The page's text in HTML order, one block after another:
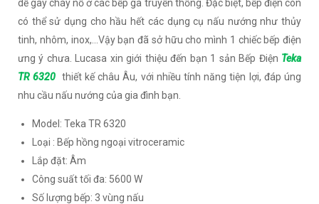
dễ gây cháy nổ ở các bếp ga truyền thống. Đặc biệt, bếp điện còn
có thể sử dụng cho hầu hết các dụng cụ nấu nướng như thủy
tinh, nhôm, inox,...Vậy bạn đã sở hữu cho mình 1 chiếc bếp điện
ưng ý chưa. Lucasa xin giới thiệu đến bạn 1 sản Bếp Điện Teka
TR 6320 thiết kế châu Âu, với nhiều tính năng tiện lợi, đáp úng
nhu cầu nấu nướng của gia đình bạn.
Model: Teka TR 6320
Loại : Bếp hồng ngoại vitroceramic
Lắp đặt: Âm
Công suất tối đa: 5600 W
Số lượng bếp: 3 vùng nấu